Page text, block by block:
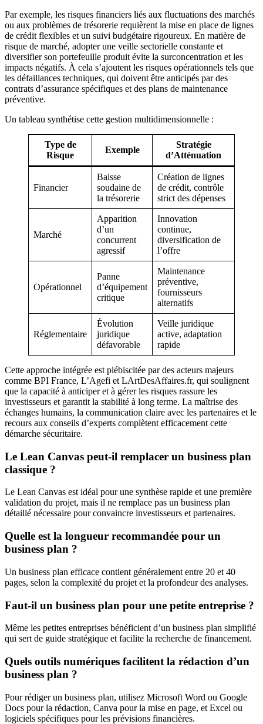
Par exemple, les risques financiers liés aux fluctuations des marchés
ou aux problèmes de trésorerie requièrent la mise en place de lignes
de crédit flexibles et un suivi budgétaire rigoureux. En matière de
risque de marché, adopter une veille sectorielle constante et
diversifier son portefeuille produit évite la surconcentration et les
impacts négatifs. À cela s’ajoutent les risques opérationnels tels que
les défaillances techniques, qui doivent être anticipés par des
contrats d’assurance spécifiques et des plans de maintenance
préventive.
Un tableau synthétise cette gestion multidimensionnelle :
Type de
Risque
Exemple
Stratégie
d’Atténuation
Financier
Baisse
soudaine de
la trésorerie
Création de lignes
de crédit, contrôle
strict des dépenses
Marché
Apparition
d’un
concurrent
agressif
Innovation
continue,
diversification de
l’offre
Opérationnel
Panne
d’équipement
critique
Maintenance
préventive,
fournisseurs
alternatifs
Réglementaire
Évolution
juridique
défavorable
Veille juridique
active, adaptation
rapide
Cette approche intégrée est plébiscitée par des acteurs majeurs
comme BPI France, L’Agefi et LArtDesAffaires.fr, qui soulignent
que la capacité à anticiper et à gérer les risques rassure les
investisseurs et garantit la stabilité à long terme. La maîtrise des
échanges humains, la communication claire avec les partenaires et le
recours aux conseils d’experts complètent efficacement cette
démarche sécuritaire.
Le Lean Canvas peut-il remplacer un business plan
classique ?
Le Lean Canvas est idéal pour une synthèse rapide et une première
validation du projet, mais il ne remplace pas un business plan
détaillé nécessaire pour convaincre investisseurs et partenaires.
Quelle est la longueur recommandée pour un
business plan ?
Un business plan efficace contient généralement entre 20 et 40
pages, selon la complexité du projet et la profondeur des analyses.
Faut-il un business plan pour une petite entreprise ?
Même les petites entreprises bénéficient d’un business plan simplifié
qui sert de guide stratégique et facilite la recherche de financement.
Quels outils numériques facilitent la rédaction d’un
business plan ?
Pour rédiger un business plan, utilisez Microsoft Word ou Google
Docs pour la rédaction, Canva pour la mise en page, et Excel ou
logiciels spécifiques pour les prévisions financières.